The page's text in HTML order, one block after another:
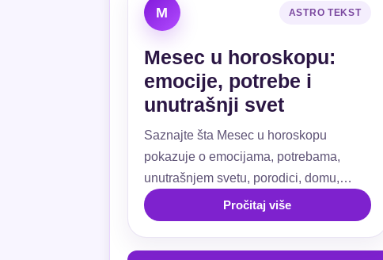
M ASTRO TEKST
Mesec u horoskopu:
emocije, potrebe i
unutrašnji svet
Saznajte šta Mesec u horoskopu
pokazuje o emocijama, potrebama,
unutrašnjem svetu, porodici, domu,
ljubavi, navikama i emotivnoj sigurnosti.
Pročitaj više